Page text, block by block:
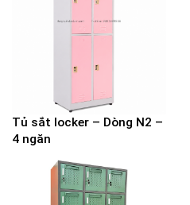
Tủ sắt locker – Dòng N2 –
4 ngăn